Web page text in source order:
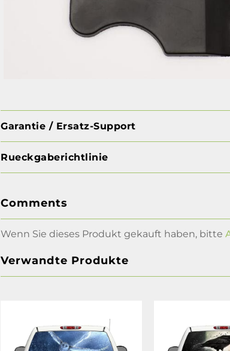
Garantie / Ersatz-Support
Rueckgaberichtlinie
Comments
Wenn Sie dieses Produkt gekauft haben, bitte
Verwandte Produkte